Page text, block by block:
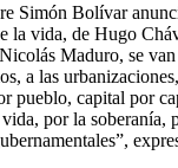
Simón Bolívar
la vida, de Hugo
Maduro, se van
a las
pueblo, capital por
por la soberanía,